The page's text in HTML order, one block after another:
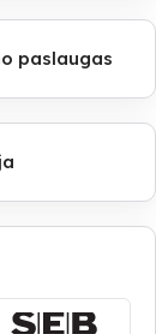
paslaugas